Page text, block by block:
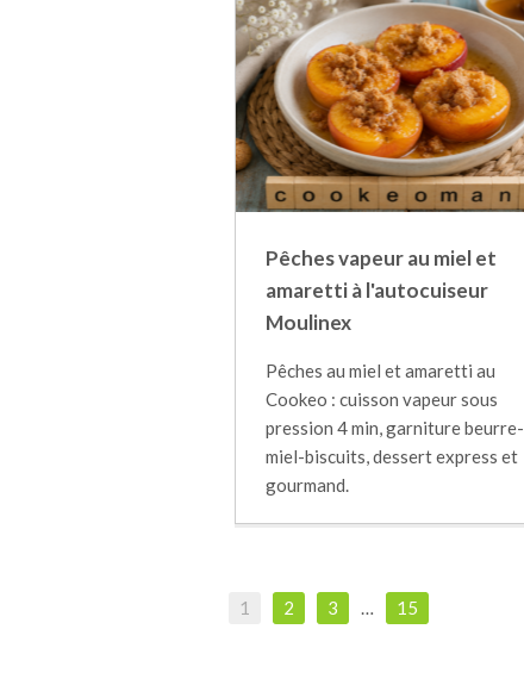
Pêches vapeur au miel et
amaretti à l'autocuiseur
Moulinex
Pêches au miel et amaretti au
Cookeo : cuisson vapeur sous
pression 4 min, garniture beurre-
miel-biscuits, dessert express et
gourmand.
1 2 3 … 15